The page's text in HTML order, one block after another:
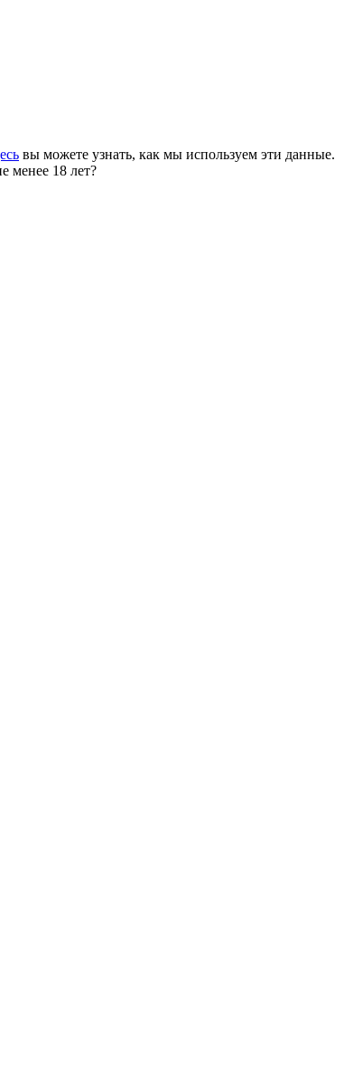
вы можете узнать, как мы используем эти данные.
менее 18 лет?